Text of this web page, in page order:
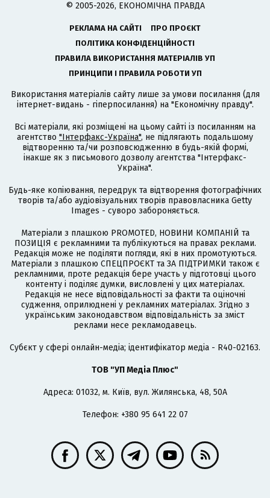
© 2005-2026, ЕКОНОМІЧНА ПРАВДА
РЕКЛАМА НА САЙТІ
ПРО ПРОЄКТ
ПОЛІТИКА КОНФІДЕНЦІЙНОСТІ
ПРАВИЛА ВИКОРИСТАННЯ МАТЕРІАЛІВ УП
ПРИНЦИПИ І ПРАВИЛА РОБОТИ УП
Використання матеріалів сайту лише за умови посилання (для
інтернет-видань - гіперпосилання) на "Економічну правду".
Всі матеріали, які розміщені на цьому сайті із посиланням на
агентство "Інтерфакс-Україна", не підлягають подальшому
відтворенню та/чи розповсюдженню в будь-якій формі,
інакше як з письмового дозволу агентства "Інтерфакс-
Україна".
Будь-яке копіювання, передрук та відтворення фотографічних
творів та/або аудіовізуальних творів правовласника Getty
Images - суворо забороняється.
Матеріали з плашкою PROMOTED, НОВИНИ КОМПАНІЙ та
ПОЗИЦІЯ є рекламними та публікуються на правах реклами.
Редакція може не поділяти погляди, які в них промотуються.
Матеріали з плашкою СПЕЦПРОЄКТ та ЗА ПІДТРИМКИ також є
рекламними, проте редакція бере участь у підготовці цього
контенту і поділяє думки, висловлені у цих матеріалах.
Редакція не несе відповідальності за факти та оціночні
судження, оприлюднені у рекламних матеріалах. Згідно з
українським законодавством відповідальність за зміст
реклами несе рекламодавець.
Cубєкт у сфері онлайн-медіа; ідентифікатор медіа - R40-02163.
ТОВ "УП Медіа Плюс"
Адреса: 01032, м. Київ, вул. Жилянська, 48, 50А
Телефон: +380 95 641 22 07